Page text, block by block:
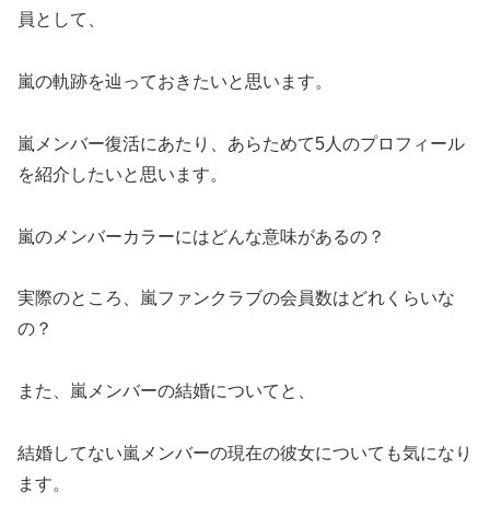
員として、
嵐の軌跡を辿っておきたいと思います。
嵐メンバー復活にあたり、あらためて5人のプロフィール
を紹介したいと思います。
嵐のメンバーカラーにはどんな意味があるの？
実際のところ、嵐ファンクラブの会員数はどれくらいな
の？
また、嵐メンバーの結婚についてと、
結婚してない嵐メンバーの現在の彼女についても気になり
ます。